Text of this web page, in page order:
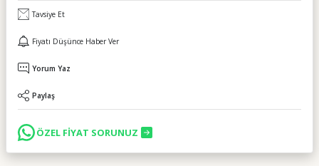
Tavsiye Et
Fiyatı Düşünce Haber Ver
Yorum Yaz
Paylaş
ÖZEL FİYAT SORUNUZ